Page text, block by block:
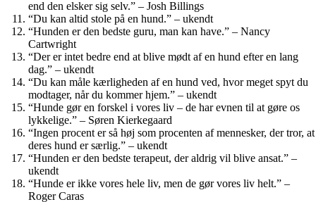
end den elsker sig selv.” – Josh Billings
“Du kan altid stole på en hund.” – ukendt
“Hunden er den bedste guru, man kan have.” – Nancy
Cartwright
“Der er intet bedre end at blive mødt af en hund efter en lang
dag.” – ukendt
“Du kan måle kærligheden af en hund ved, hvor meget spyt du
modtager, når du kommer hjem.” – ukendt
“Hunde gør en forskel i vores liv – de har evnen til at gøre os
lykkelige.” – Søren Kierkegaard
“Ingen procent er så høj som procenten af mennesker, der tror, at
deres hund er særlig.” – ukendt
“Hunden er den bedste terapeut, der aldrig vil blive ansat.” –
ukendt
“Hunde er ikke vores hele liv, men de gør vores liv helt.” –
Roger Caras